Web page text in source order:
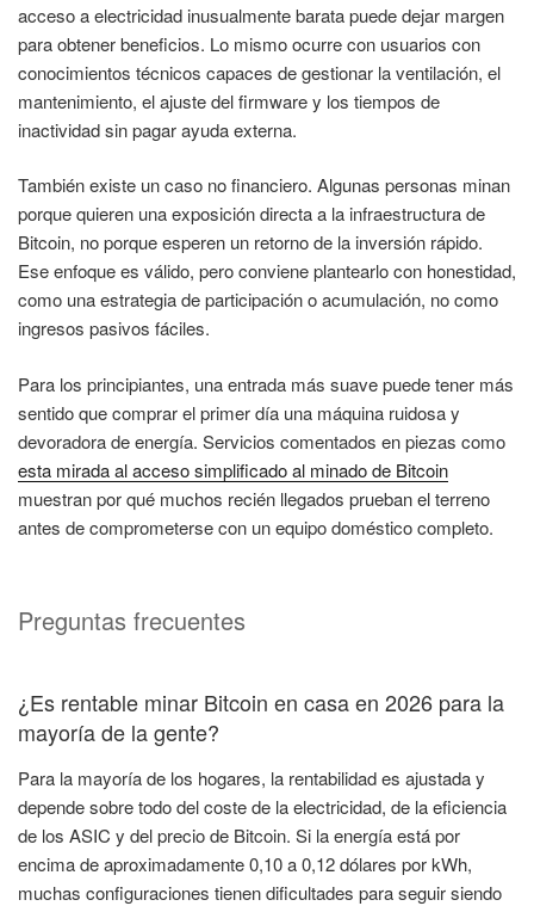
acceso a electricidad inusualmente barata puede dejar margen
para obtener beneficios. Lo mismo ocurre con usuarios con
conocimientos técnicos capaces de gestionar la ventilación, el
mantenimiento, el ajuste del firmware y los tiempos de
inactividad sin pagar ayuda externa.
También existe un caso no financiero. Algunas personas minan
porque quieren una exposición directa a la infraestructura de
Bitcoin, no porque esperen un retorno de la inversión rápido.
Ese enfoque es válido, pero conviene plantearlo con honestidad,
como una estrategia de participación o acumulación, no como
ingresos pasivos fáciles.
Para los principiantes, una entrada más suave puede tener más
sentido que comprar el primer día una máquina ruidosa y
devoradora de energía. Servicios comentados en piezas como
esta mirada al acceso simplificado al minado de Bitcoin
muestran por qué muchos recién llegados prueban el terreno
antes de comprometerse con un equipo doméstico completo.
Preguntas frecuentes
¿Es rentable minar Bitcoin en casa en 2026 para la
mayoría de la gente?
Para la mayoría de los hogares, la rentabilidad es ajustada y
depende sobre todo del coste de la electricidad, de la eficiencia
de los ASIC y del precio de Bitcoin. Si la energía está por
encima de aproximadamente 0,10 a 0,12 dólares por kWh,
muchas configuraciones tienen dificultades para seguir siendo